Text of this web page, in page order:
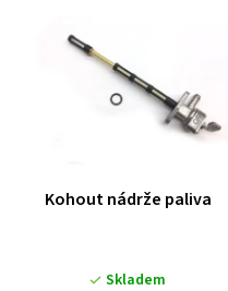
Kohout nádrže paliva
Skladem